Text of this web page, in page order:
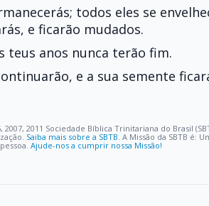
todos eles se
e ficarão mudados.
teus anos nunca terão fim.
e a sua semente
2007, 2011 Sociedade Bíblica Trinitariana do Brasil
Saiba mais sobre a SBTB . A Missão da SBTB é:
Ajude-nos a cumprir nossa Missão!